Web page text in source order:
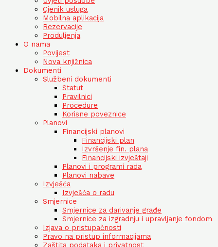
Cjenik usluga
Mobilna aplikacija
Rezervacije
Produljenja
O nama
Povijest
Nova knjižnica
Dokumenti
Službeni dokumenti
Statut
Pravilnici
Procedure
Korisne poveznice
Planovi
Financijski planovi
Financijski plan
Izvršenje fin. plana
Financijski izvještaji
Planovi i programi rada
Planovi nabave
Izvješća
Izvješća o radu
Smjernice
Smjernice za darivanje građe
Smjernice za izgradnju i upravljanje fondom
Izjava o pristupačnosti
Pravo na pristup informacijama